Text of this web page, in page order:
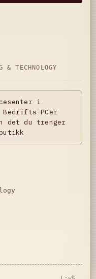
& TECHNOLOGY
i
PCer
det du trenger